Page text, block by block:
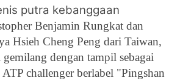
putra kebanggaan
Benjamin Rungkatdan
Hsieh Cheng Peng dariTaiwan,
dengan tampil sebagai
challenger berlabel "Pingshan